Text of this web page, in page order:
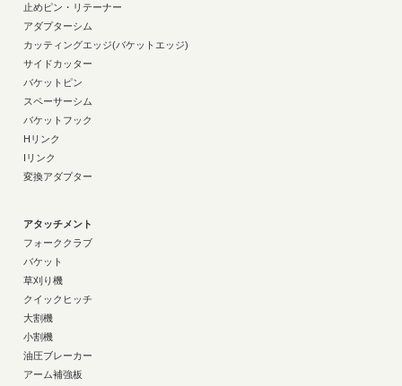
止めピン・リテーナー
アダプターシム
カッティングエッジ(バケットエッジ)
サイドカッター
バケットピン
スペーサーシム
バケットフック
Hリンク
Iリンク
変換アダプター
アタッチメント
フォーククラブ
バケット
草刈り機
クイックヒッチ
大割機
小割機
油圧ブレーカー
アーム補強板